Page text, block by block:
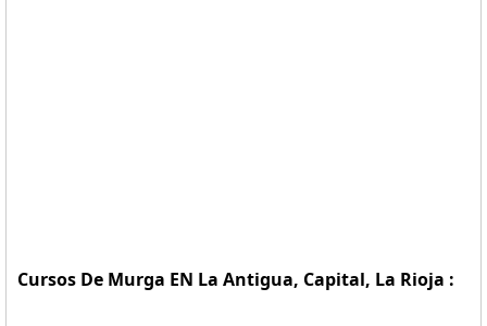
Cursos De Murga EN La Antigua, Capital, La Rioja :